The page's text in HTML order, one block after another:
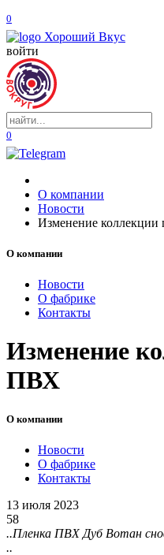
0
войти
0
О компании
Новости
Изменение
О компании
Новости
О фабрике
Контакты
Изменение
ПВХ
О компании
Новости
О фабрике
Контакты
13 июля 2023
58
..Пленка ПВХ Дуб Вотан
..